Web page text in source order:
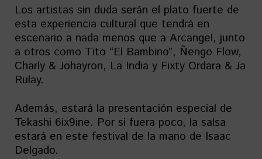
Los artistas sin duda serán el plato fuerte de
esta experiencia cultural que tendrá en
escenario a nada menos que a Arcangel, junto
a otros como Tito “El Bambino”, Ñengo Flow,
Charly & Johayron, La India y Fixty Ordara & Ja
Rulay.
Además, estará la presentación especial de
Tekashi 6ix9ine. Por si fuera poco, la salsa
estará en este festival de la mano de Isaac
Delgado.